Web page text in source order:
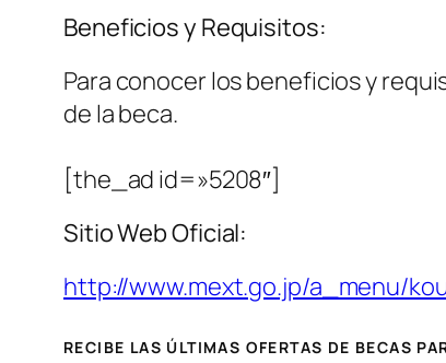
Beneficios y Requisitos:
Para conocer los beneficios y
de la beca.
[the_ad id=»5208″]
Sitio Web Oficial:
http://www.mext.go.jp/a_menu/
RECIBE LAS ÚLTIMAS OFERTAS DE BECAS